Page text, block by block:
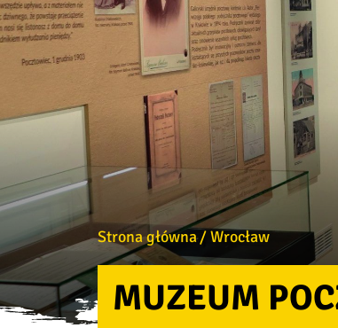
Strona główna Wrocław
MUZEUM